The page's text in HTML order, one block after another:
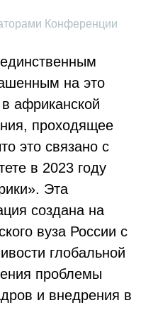
Конференции
на это
африканской
проходящее
это связано с
в 2023 году
Эта
создана на
вуза России с
глобальной
проблемы
и внедрения в